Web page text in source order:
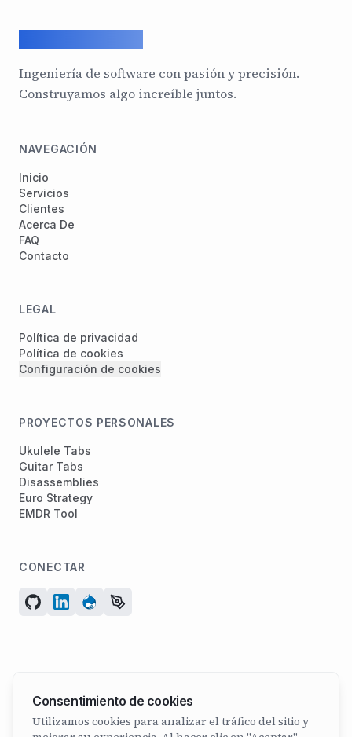
Ingeniería de software con pasión y precisión.
Construyamos algo increíble juntos.
NAVEGACIÓN
Inicio
Servicios
Clientes
Acerca De
FAQ
Contacto
LEGAL
Política de privacidad
Política de cookies
Configuración de cookies
PROYECTOS PERSONALES
Ukulele Tabs
Guitar Tabs
Disassemblies
Euro Strategy
EMDR Tool
CONECTAR
N° de empresa 07582886 | Fundada en 2011
Consentimiento de cookies
Utilizamos cookies para analizar el tráfico del sitio y